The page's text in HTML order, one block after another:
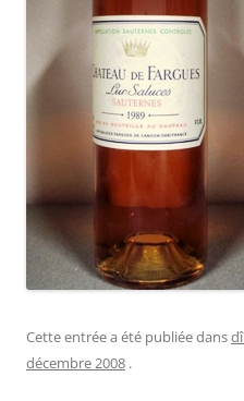
Cette entrée a été publiée dans
décembre 2008 .